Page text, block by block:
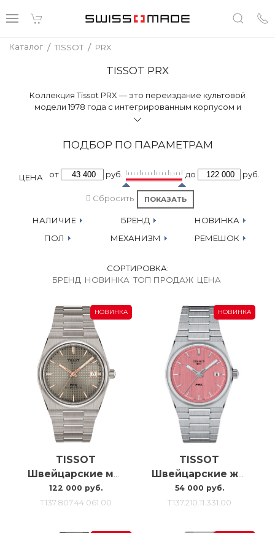
Каталог / TISSOT / PRX
TISSOT PRX
Коллекция Tissot PRX — это переиздание культовой
модели 1978 года с интегрированным корпусом и
браслетом, сочетающая в себе мастерство и
ПОДБОР ПО ПАРАМЕТРАМ
ЦЕНА от руб. до руб.
Сбросить
НАЛИЧИЕ БРЕНД
НОВИНКА
ПОЛ
МЕХАНИЗМ РЕМЕШОК
СОРТИРОВКА:
БРЕНД НОВИНКА ТОП ПРОДАЖ ЦЕНА
НОВИНКА
TISSOT
122 000 руб.
T137.807.44.061.00
НОВИНКА
TISSOT
Швейцарские женские часы Tissot Prx 35mm T137.210.11.331.00
54 000 руб.
T137.210.11.331.00